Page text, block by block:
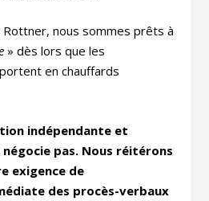
Rottner, nous sommes prêts à
» dès lors que les
en chauffards
indépendante et
pas. Nous réitérons
exigence de
des procès-verbaux